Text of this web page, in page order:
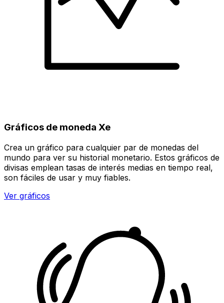
Gráficos de moneda Xe
Crea un gráfico para cualquier par de monedas del
mundo para ver su historial monetario. Estos gráficos de
divisas emplean tasas de interés medias en tiempo real,
son fáciles de usar y muy fiables.
Ver gráficos